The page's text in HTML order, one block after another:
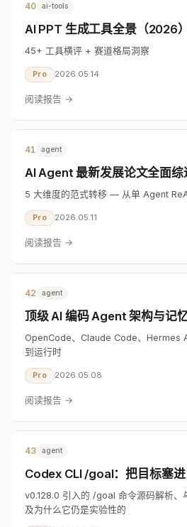
40 ai-tools
AI PPT 生成工具全景（2026）
45+ 工具横评 + 赛道格局洞察
Pro 2026.05.14
阅读报告 →
41 agent
AI Agent 最新发展论文全面综
5 大维度的范式转移 — 从单 Agent
Pro 2026.05.11
阅读报告 →
42 agent
顶级 AI 编码 Agent 架构与记
OpenCode、Claude Code、Hermes
到运行时
Pro 2026.05.08
阅读报告 →
43 agent
Codex CLI /goal：把目标塞
v0.128.0 引入的 /goal 命令源码解析、
及为什么它仍是实验性的